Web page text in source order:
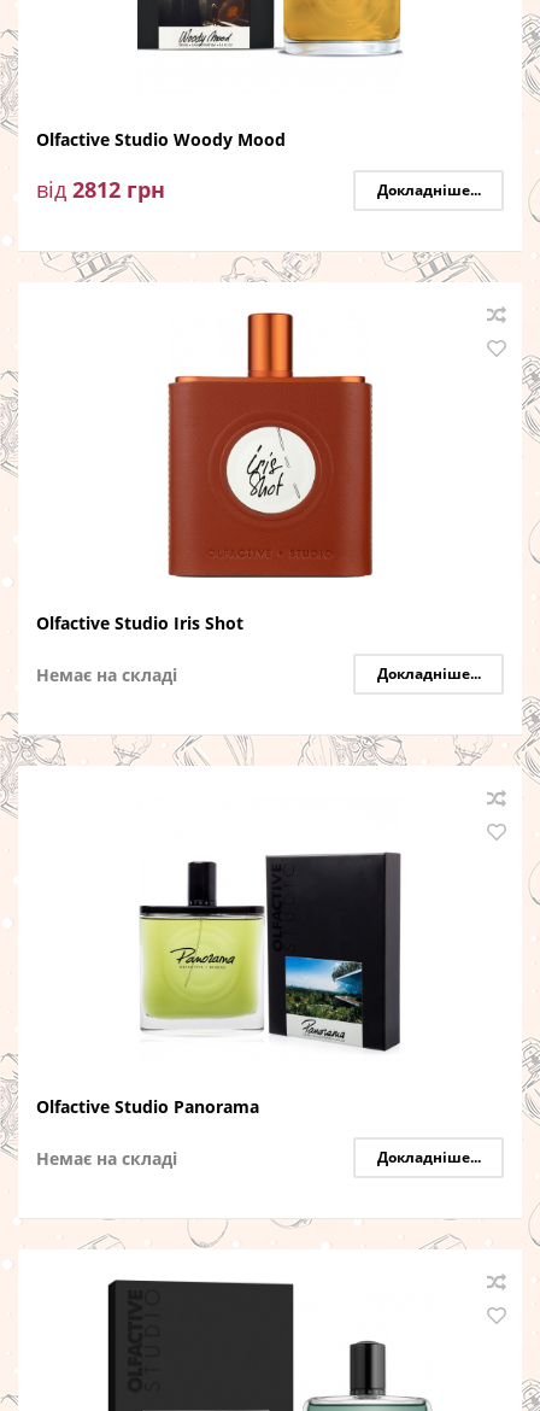
Olfactive Studio Woody Mood
від 2812 грн Докладніше...
Olfactive Studio Iris Shot
Немає на складі Докладніше...
Olfactive Studio Panorama
Немає на складі Докладніше...